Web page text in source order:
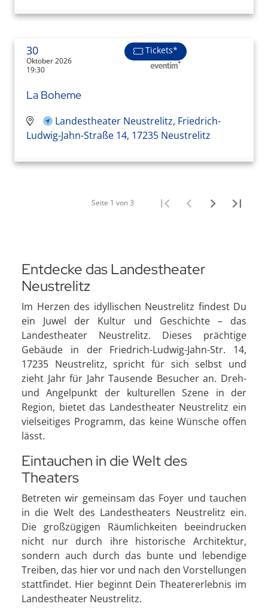
30
Oktober 2026
19:30
Tickets*
La Boheme
Landestheater Neustrelitz, Friedrich-
Ludwig-Jahn-Straße 14, 17235 Neustrelitz
Seite 1 von 3
Entdecke das Landestheater
Neustrelitz
Im Herzen des idyllischen Neustrelitz findest Du
ein Juwel der Kultur und Geschichte – das
Landestheater Neustrelitz. Dieses prächtige
Gebäude in der Friedrich-Ludwig-Jahn-Str. 14,
17235 Neustrelitz, spricht für sich selbst und
zieht Jahr für Jahr Tausende Besucher an. Dreh-
und Angelpunkt der kulturellen Szene in der
Region, bietet das Landestheater Neustrelitz ein
vielseitiges Programm, das keine Wünsche offen
lässt.
Eintauchen in die Welt des
Theaters
Betreten wir gemeinsam das Foyer und tauchen
in die Welt des Landestheaters Neustrelitz ein.
Die großzügigen Räumlichkeiten beeindrucken
nicht nur durch ihre historische Architektur,
sondern auch durch das bunte und lebendige
Treiben, das hier vor und nach den Vorstellungen
stattfindet. Hier beginnt Dein Theatererlebnis im
Landestheater Neustrelitz.